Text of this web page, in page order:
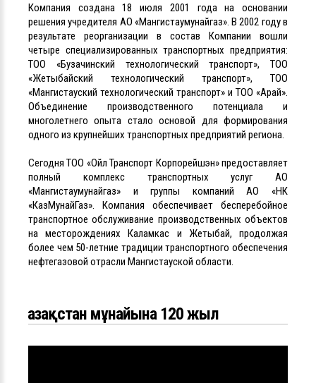
Компания создана 18 июля 2001 года на основании
решения учредителя АО «Мангистаумунайгаз». В 2002 году в
результате реорганизации в состав Компании вошли
четыре специализированных транспортных предприятия:
ТОО «Бузачинский технологический транспорт», ТОО
«Жетыбайский технологический транспорт», ТОО
«Мангистауский технологический транспорт» и ТОО «Арай».
Объединение производственного потенциала и
многолетнего опыта стало основой для формирования
одного из крупнейших транспортных предприятий региона.
Сегодня ТОО «Ойл Транспорт Корпорейшэн» предоставляет
полный комплекс транспортных услуг АО
«Мангистаумунайгаз» и группы компаний АО «НК
«КазМунайГаз». Компания обеспечивает бесперебойное
транспортное обслуживание производственных объектов
на месторождениях Каламкас и Жетыбай, продолжая
более чем 50-летние традиции транспортного обеспечения
нефтегазовой отрасли Мангистауской области.
Қазақстан мұнайына 120 жыл